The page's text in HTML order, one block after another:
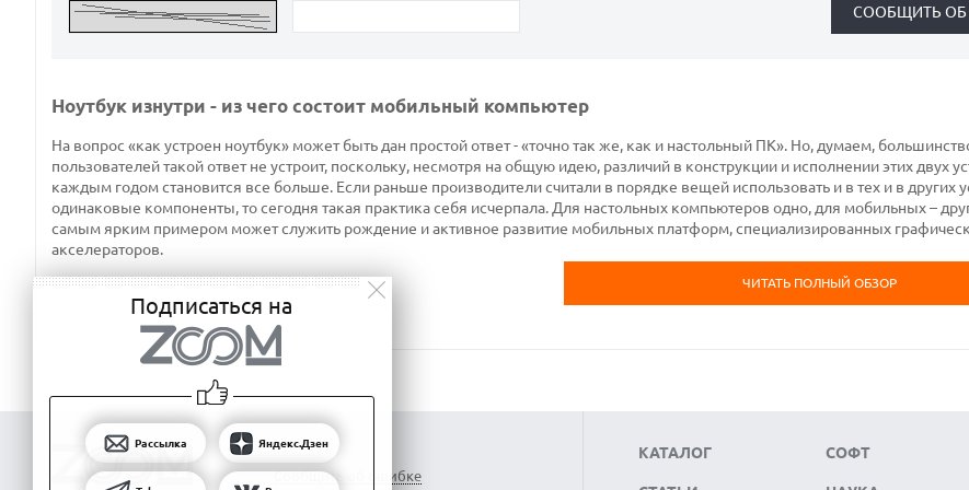
Ноутбук изнутри - из чего состоит мобильный компьютер
На вопрос «как устроен ноутбук» может быть дан простой ответ - «точно так же, как и настольный ПК». Но, думаем,
пользователей такой ответ не устроит, поскольку, несмотря на общую идею, различий в конструкции и исполнении этих двух
каждым годом становится все больше. Если раньше производители считали в порядке вещей использовать и в тех и в других
одинаковые компоненты, то сегодня такая практика себя исчерпала. Для настольных компьютеров одно, для мобильных –
самым ярким примером может служить рождение и активное развитие мобильных платформ, специализированных
акселераторов.
ЧИТАТЬ ПОЛНЫЙ ОБЗОР
Сообщить об ошибке
КАТАЛОГ СОФТ
Подписаться на
Рассылка Яндекс.Дзен